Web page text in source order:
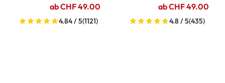
ab CHF 49.00
4.84 / 5(1121)
ab CHF 49.00
4.8 / 5(435)